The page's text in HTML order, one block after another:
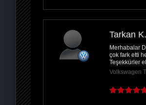
Tarkan K.
Merhabalar
çok fark etti
Teşekkürler
Volkswagen